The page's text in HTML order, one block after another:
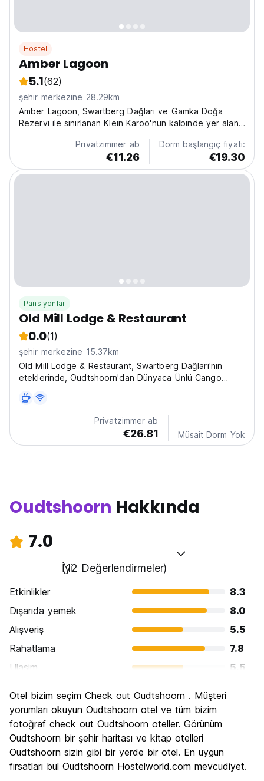
Hostel
Amber Lagoon
5.1(62)
şehir merkezine 28.29km
Amber Lagoon, Swartberg Dağları ve Gamka Doğa
Rezervi ile sınırlanan Klein Karoo'nun kalbinde yer alan
Privatzimmer ab
€11.26
Dorm başlangıç fiyatı:
€19.30
Pansiyonlar
Old Mill Lodge & Restaurant
0.0(1)
şehir merkezine 15.37km
Old Mill Lodge & Restaurant, Swartberg Dağları'nın
eteklerinde, Oudtshoorn'dan Dünyaca Ünlü Cango
almaktadır.
Privatzimmer ab
€26.81 Müsait Dorm Yok
Oudtshoorn Hakkında
7.0
İyi
(12 Değerlendirmeler)
Etkinlikler
8.3
Dışarıda yemek
8.0
Alışveriş
5.5
Rahatlama
7.8
Ulasim
5.5
Kültür
Gece hayatı
Ekonomik
Otel bizim seçim Check out Oudtshoorn . Müşteri
yorumları okuyun Oudtshoorn otel ve tüm bizim
fotoğraf check out Oudtshoorn oteller. Görünüm
Oudtshoorn bir şehir haritası ve kitap otelleri
Oudtshoorn sizin gibi bir yerde bir otel. En uygun
fırsatları bul Oudtshoorn Hostelworld.com mevcudiyet.